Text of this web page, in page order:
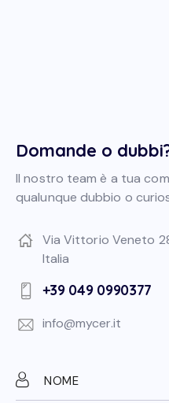
Domande o
Il nostro team è a tua
qualunque dubbio o
Via Vittorio Veneto
Italia
+39 049 0990377
info@mycer.it